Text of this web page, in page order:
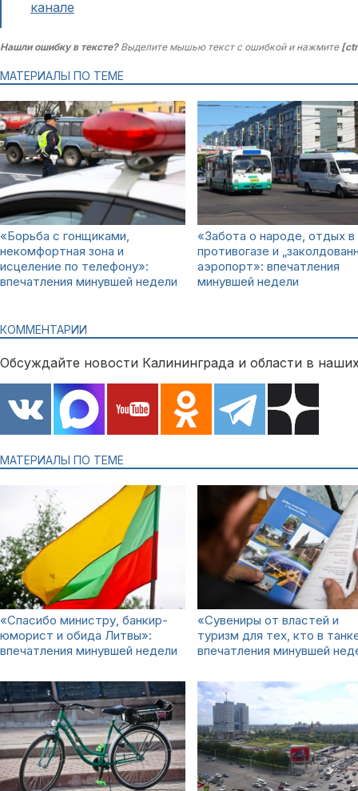
канале
Нашли ошибку в тексте?Выделите мышью текст с ошибкой и нажмите
МАТЕРИАЛЫ ПО ТЕМЕ
«Борьба с гонщиками,
некомфортная зона и
исцеление по телефону»:
впечатления минувшей недели
«Забота о народе, отдых в
противогазе и
аэропорт»: впечатления
минувшей недели
КОММЕНТАРИИ
Обсуждайте новости Калининграда и области в
МАТЕРИАЛЫ ПО ТЕМЕ
«Спасибо министру, банкир-
юморист и обида Литвы»:
впечатления минувшей недели
«Сувениры от властей и
туризм для тех, кто в
впечатления минувшей